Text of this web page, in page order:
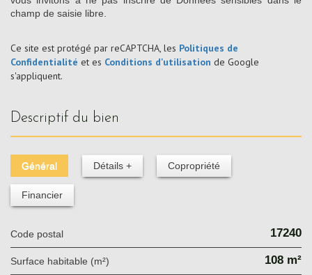
champ de saisie libre.
Ce site est protégé par reCAPTCHA, les Politiques de
Confidentialité et es Conditions d'utilisation de Google
s'appliquent.
descriptif du bien
Général Détails + Copropriété
Financier
Code postal 17240
Surface habitable (m²) 108 m²